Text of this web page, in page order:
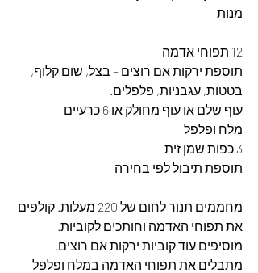
מנות
12 תפוחי אדמה
תוספת ירקות אם רוצים – בצל, שום קלוף,
בטטות, עגבניות, פלפלים.
עוף שלם או עוף מחולק או 6 כרעיים
מלח ופלפל
3 כפות שמן זית
תוספת תיבול לפי בחירה
מחממים תנור לחום של 220 מעלות. קולפים
את תפוחי האדמה וחותכים לקוביות.
מוסיפים עוד קוביות ירקות אם רוצים.
מתבלים את תפוחי האדמה במלח ופלפל